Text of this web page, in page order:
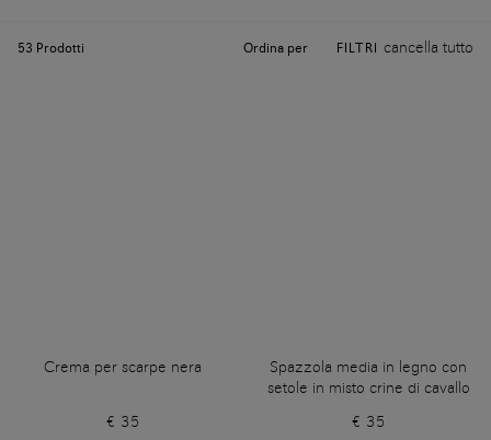
53 Prodotti Ordina per FILTRI cancella tutto
Crema per scarpe nera
€ 35
Spazzola media in legno con
setole in misto crine di cavallo
€ 35